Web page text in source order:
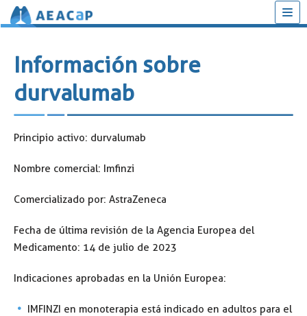
al
contenido
Información sobre
durvalumab
Principio activo: durvalumab
Nombre comercial: Imfinzi
Comercializado por: AstraZeneca
Fecha de última revisión de la Agencia Europea del
Medicamento: 14 de julio de 2023
Indicaciones aprobadas en la Unión Europea:
IMFINZI en monoterapia está indicado en adultos para el